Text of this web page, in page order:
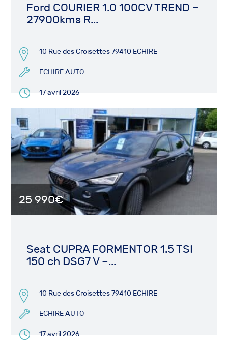
Ford COURIER 1.0 100CV TREND –
27900kms R...
10 Rue des Croisettes 79410 ECHIRE
ECHIRE AUTO
17 avril 2026
25 990€
Seat CUPRA FORMENTOR 1.5 TSI
150 ch DSG7 V –...
10 Rue des Croisettes 79410 ECHIRE
ECHIRE AUTO
17 avril 2026